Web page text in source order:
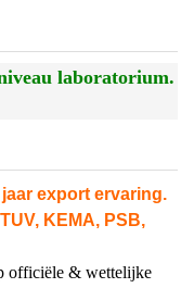
laboratorium.
export ervaring.
KEMA, PSB,
officiële & wettelijke